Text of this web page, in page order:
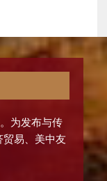
为发布与传
易、美中友